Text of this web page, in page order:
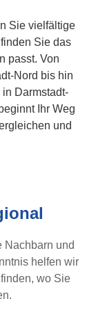
Sie vielfältige
Sie das
passt. Von
Nord bis hin
Darmstadt-
Ihr Weg
und
Nachbarn und
helfen wir
wo Sie